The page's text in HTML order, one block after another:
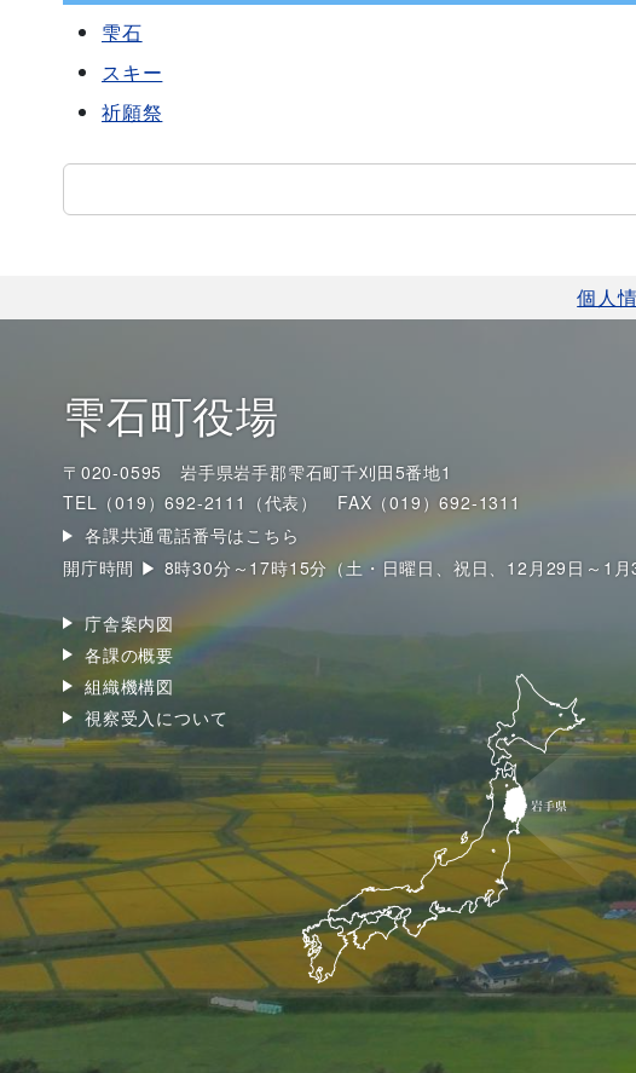
雫石
スキー
祈願祭
個人
雫石町役場
〒020-0595 岩手県岩手郡雫石町千刈田5番地1
TEL（019）692-2111（代表）
FAX（019）692-1311
各課共通電話番号はこちら
開庁時間 ▶ 8時30分～17時15分（土・日曜日、祝日、12月29日～1月3
庁舎案内図
各課の概要
組織機構図
視察受入について